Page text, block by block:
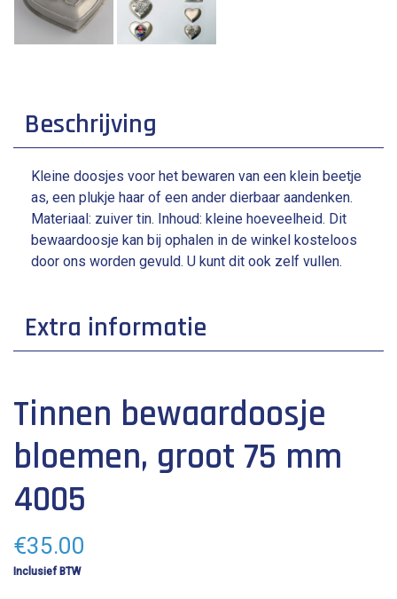
Beschrijving
Kleine doosjes voor het bewaren van een klein beetje
as, een plukje haar of een ander dierbaar aandenken.
Materiaal: zuiver tin. Inhoud: kleine hoeveelheid. Dit
bewaardoosje kan bij ophalen in de winkel kosteloos
door ons worden gevuld. U kunt dit ook zelf vullen.
Extra informatie
breedte: 7.5 cm
Tinnen bewaardoosje
bloemen, groot 75 mm
4005
€35.00
Inclusief BTW